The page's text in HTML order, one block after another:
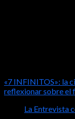
«7 INFINITOS»: la
reflexionar sobre el
La Entrevista